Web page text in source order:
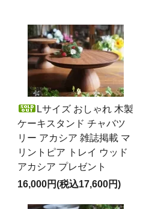
Lサイズ おしゃれ 木製
ケーキスタンド チャバツ
リー アカシア 雑誌掲載 マ
リントピア トレイ ウッド
アカシア プレゼント
16,000円(税込17,600円)